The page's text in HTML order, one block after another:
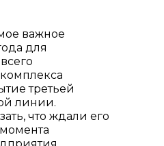
важное
для
третьей
линии.
что ждали его